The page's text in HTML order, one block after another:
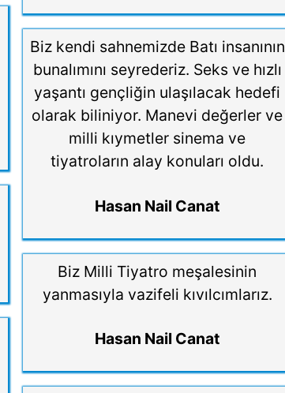
Biz kendi sahnemizde Batı insanının
bunalımını seyrederiz. Seks ve hızlı
yaşantı gençliğin ulaşılacak hedefi
olarak biliniyor. Manevi değerler ve
milli kıymetler sinema ve
tiyatroların alay konuları oldu.
Hasan Nail Canat
Biz Milli Tiyatro meşalesinin
yanmasıyla vazifeli kıvılcımlarız.
Hasan Nail Canat